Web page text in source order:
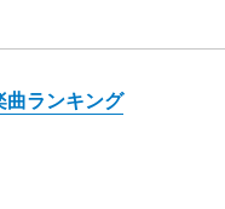
ランキング